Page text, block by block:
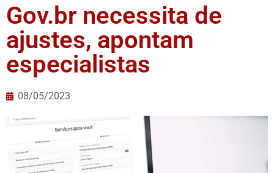
Gov.br necessita de
ajustes, apontam
especialistas
08/05/2023